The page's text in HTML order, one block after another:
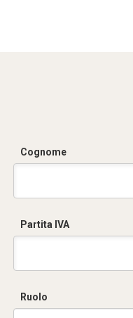
Cognome
Partita IVA
Ruolo